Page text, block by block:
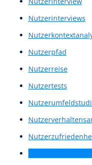
Mid-Fi Prototype
Mid-Fi
Mid-Fi
Mid-Fi-Prototyp
Mid-Fi-Wireframe
Mid-Fi-
Mid-Fidelity-